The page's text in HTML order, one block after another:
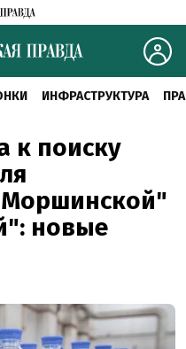
ИНФРАСТРУКТУРА
к поиску
новые